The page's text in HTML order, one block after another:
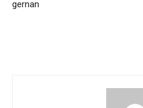
gernan